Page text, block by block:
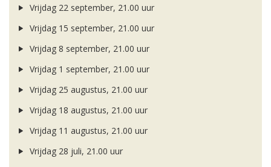
Vrijdag 22 september, 21.00 uur
Vrijdag 15 september, 21.00 uur
Vrijdag 8 september, 21.00 uur
Vrijdag 1 september, 21.00 uur
Vrijdag 25 augustus, 21.00 uur
Vrijdag 18 augustus, 21.00 uur
Vrijdag 11 augustus, 21.00 uur
Vrijdag 28 juli, 21.00 uur